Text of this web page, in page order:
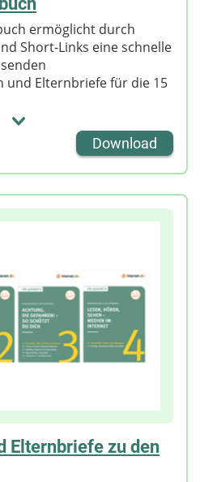
ermöglicht durch
Short-Links eine schnelle
Elternbriefe für die 15
Download
Elternbriefe zu den